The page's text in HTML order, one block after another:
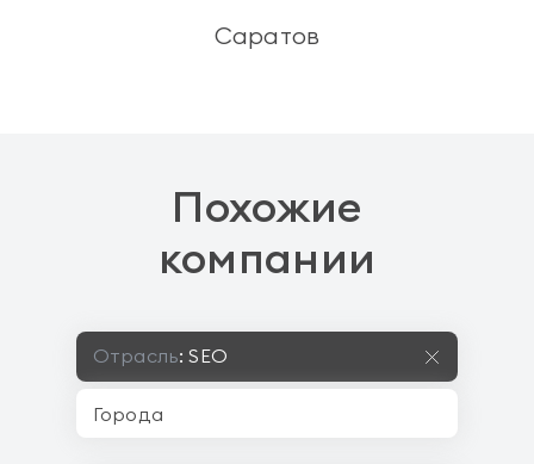
Саратов
Похожие
компании
Отрасль:SEO